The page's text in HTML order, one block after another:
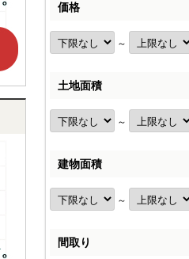
価格
～
土地面積
～
建物面積
～
間取り